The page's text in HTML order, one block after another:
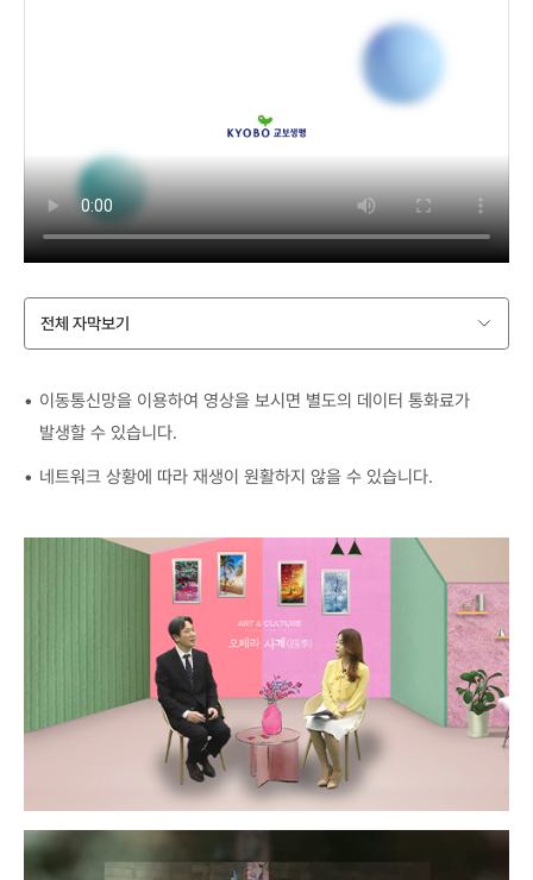
전체 자막보기
이동통신망을 이용하여 영상을 보시면 별도의 데이터 통화료가
발생할 수 있습니다.
네트워크 상황에 따라 재생이 원활하지 않을 수 있습니다.